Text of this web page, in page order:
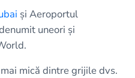
și Aeroportul
uneori și
mică dintre grijile dvs.